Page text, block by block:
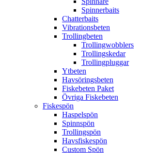
Spinnerbaits
Chatterbaits
Vibrationsbeten
Trollingbeten
Trollingwobblers
Trollingskedar
Trollingpluggar
Ytbeten
Havsöringsbeten
Fiskebeten Paket
Övriga Fiskebeten
Fiskespön
Haspelspön
Spinnspön
Trollingspön
Havsfiskespön
Custom Spön